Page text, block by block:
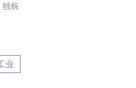
独栋
业